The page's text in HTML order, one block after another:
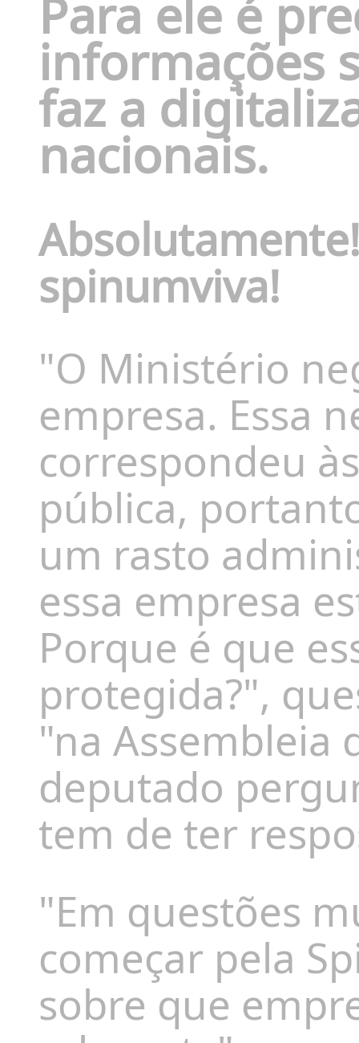
informações
faz a
nacionais.
spinumviva!
"O Ministério
empresa. Essa
correspondeu
pública,
um rasto
essa empresa
Porque é que
protegida?",
"na Assembleia
deputado
tem de ter
"Em questões
começar pela
sobre que